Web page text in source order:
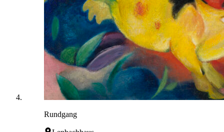
Rundgang